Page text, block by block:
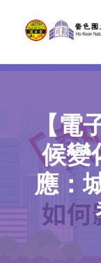
THE COURSES
STORIES OF
CONTACT
SEARCH
【電
候變
應：